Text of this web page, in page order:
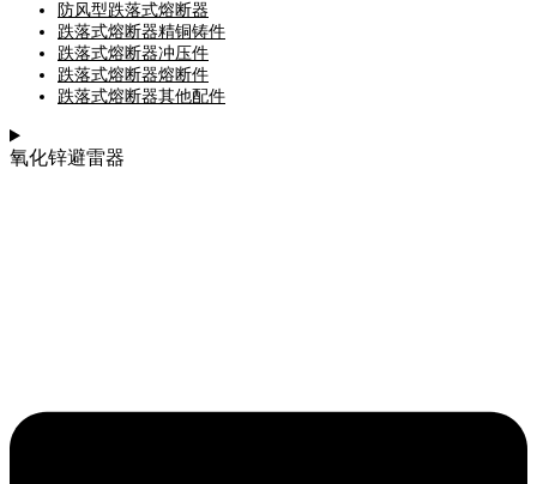
防风型跌落式熔断器
跌落式熔断器精铜铸件
跌落式熔断器冲压件
跌落式熔断器熔断件
跌落式熔断器其他配件
氧化锌避雷器